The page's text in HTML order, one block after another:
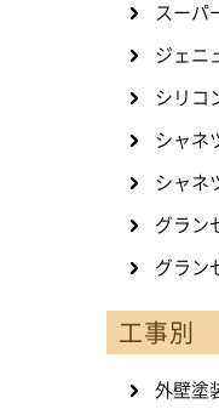
スーパ
ジェニ
シリコ
シャネ
シャネ
グラン
グラン
工事別
外壁塗